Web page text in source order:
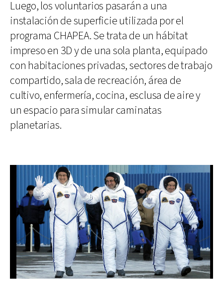
Luego, los voluntarios pasarán a una
instalación de superficie utilizada por el
programa CHAPEA. Se trata de un hábitat
impreso en 3D y de una sola planta, equipado
con habitaciones privadas, sectores de trabajo
compartido, sala de recreación, área de
cultivo, enfermería, cocina, esclusa de aire y
un espacio para simular caminatas
planetarias.